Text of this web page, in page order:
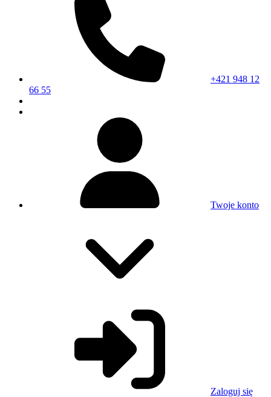
+421 948 12
66 55
Twoje konto
Zaloguj się